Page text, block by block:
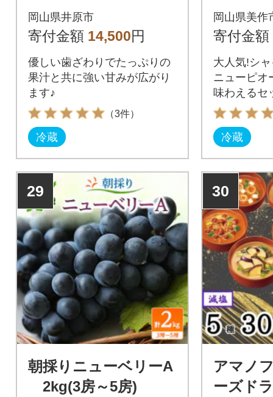
5～7玉(2026年8月中旬
頃から順次発送予定)
岡山県井原市
寄付金額 14,500円
優しい歯ざわりでたっぷりの
果汁と共に強い甘みが広がり
ます♪
（3件）
冷蔵
ネ 計
岡山県美作
寄付金額
大人気!シ
ニューピオ
味わえるセ
冷蔵
29
朝採りニューベリーA
2kg(3房～5房)
30
アマノ
ーズド